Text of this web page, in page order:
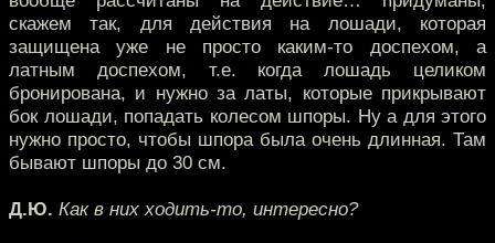
скажем так, для действия на лошади, которая
защищена уже не просто каким-то доспехом, а
латным доспехом, т.е. когда лошадь целиком
бронирована, и нужно за латы, которые прикрывают
бок лошади, попадать колесом шпоры. Ну а для этого
нужно просто, чтобы шпора была очень длинная. Там
бывают шпоры до 30 см.
Д.Ю. Как в них ходить-то, интересно?